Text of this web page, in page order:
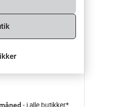
- i alle butikker*